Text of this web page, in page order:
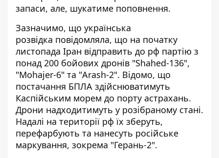
запаси, але, шукатиме поповнення.
Зазначимо, що українська
розвідка повідомляла, що на початку
листопада Іран відправить до рф партію з
понад 200 бойових дронів "Shahed-136",
"Mohajer-6" та "Arash-2". Відомо, що
постачання БПЛА здійснюватимуть
Каспійським морем до порту астрахань.
Дрони надходитимуть у розібраному стані.
Надалі на території рф їх зберуть,
перефарбують та нанесуть російське
маркування, зокрема "Герань-2".